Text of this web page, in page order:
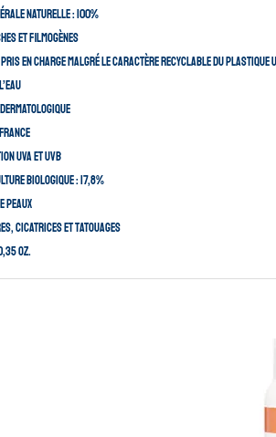
naturelle : 100%
et filmogènes
en charge malgré le caractère recyclable du plastique
UVA et UVB
Biologique : 17,8%
peaux
cicatrices et tatouages
oz.